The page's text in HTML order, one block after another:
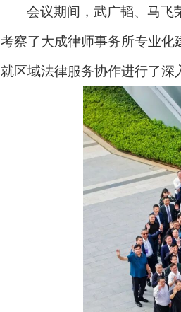
会议期间，武广韬、马飞
考察了大成律师事务所专业
就区域法律服务协作进行了深